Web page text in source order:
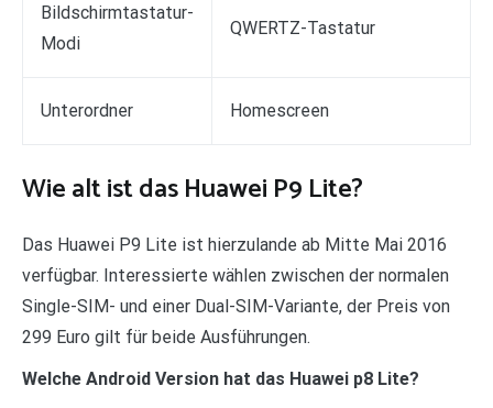
Bildschirmtastatur-
Modi
QWERTZ-Tastatur
Unterordner Homescreen
Wie alt ist das Huawei P9 Lite?
Das Huawei P9 Lite ist hierzulande ab Mitte Mai 2016
verfügbar. Interessierte wählen zwischen der normalen
Single-SIM- und einer Dual-SIM-Variante, der Preis von
299 Euro gilt für beide Ausführungen.
Welche Android Version hat das Huawei p8 Lite?